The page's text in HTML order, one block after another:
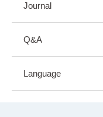
Journal
Q&A
Language